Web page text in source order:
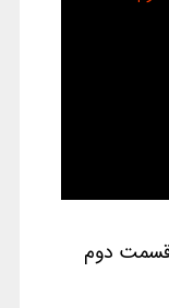
قسمت دوم